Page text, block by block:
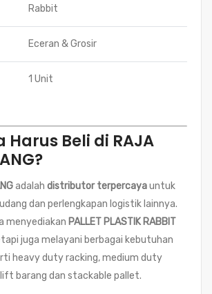
Rabbit
Eceran & Grosir
1 Unit
Harus Beli di RAJA
adalah distributor terpercayauntuk
dan perlengkapan logistik lainnya.
menyediakan PALLET PLASTIK RABBIT
juga melayani berbagai kebutuhan
heavy duty racking, medium duty
barang dan stackable pallet.